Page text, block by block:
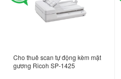
Cho thuê scan tự động kèm mặt
gương Ricoh SP-1425